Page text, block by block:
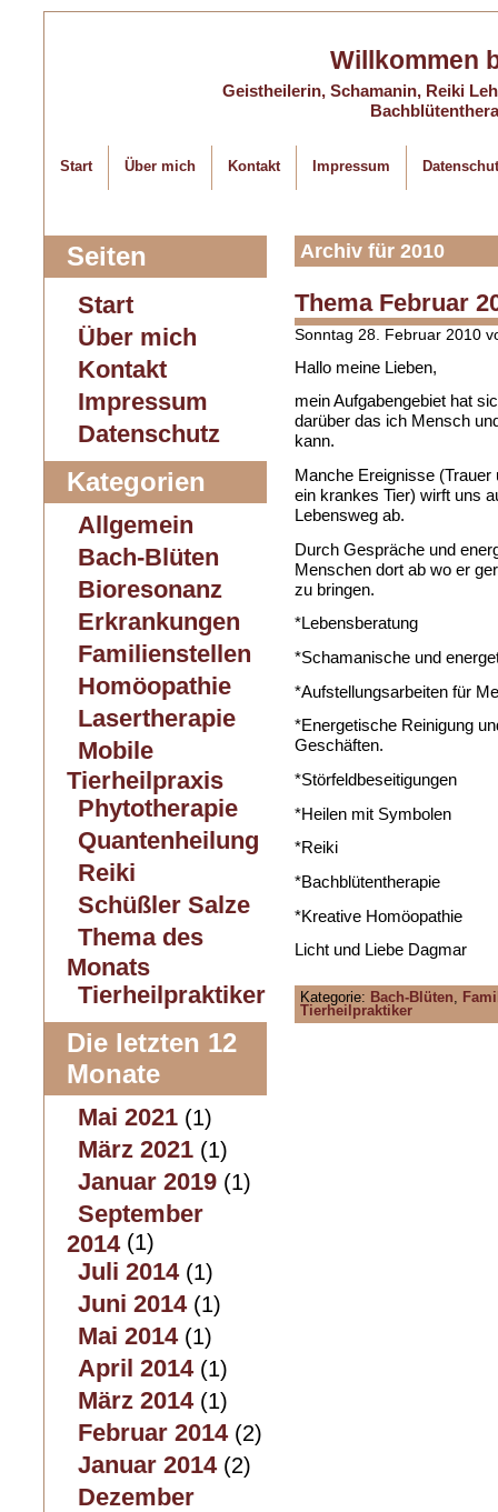
Willkommen
Geistheilerin, Schamanin, Reiki
Start Über mich Kontakt Impressum
Archiv für 2010
Thema Februar
Sonntag 28. Februar 2010
Hallo meine Lieben,
mein Aufgabengebiet hat
darüber das ich Mensch
kann.
Manche Ereignisse
ein krankes Tier) wirft uns
Lebensweg ab.
Durch Gespräche und
Menschen dort ab wo er
zu bringen.
*Lebensberatung
*Schamanische und
*Aufstellungsarbeiten für
*Energetische Reinigung
Geschäften.
*Störfeldbeseitigungen
*Heilen mit Symbolen
*Reiki
*Bachblütentherapie
*Kreative Homöopathie
Licht und Liebe Dagmar
Kategorie: Bach-Blüten,
Tierheilpraktiker
Seiten
Start
Über mich
Kontakt
Impressum
Datenschutz
Kategorien
Allgemein
Bach-Blüten
Bioresonanz
Erkrankungen
Familienstellen
Homöopathie
Lasertherapie
Mobile
Tierheilpraxis
Phytotherapie
Quantenheilung
Reiki
Schüßler Salze
Thema des
Monats
Tierheilpraktiker
Die letzten 12
Monate
Mai 2021 (1)
März 2021 (1)
Januar 2019 (1)
September
2014(1)
Juli 2014(1)
Juni 2014(1)
Mai 2014(1)
April 2014(1)
März 2014(1)
Februar 2014(2)
Januar 2014(2)
Dezember